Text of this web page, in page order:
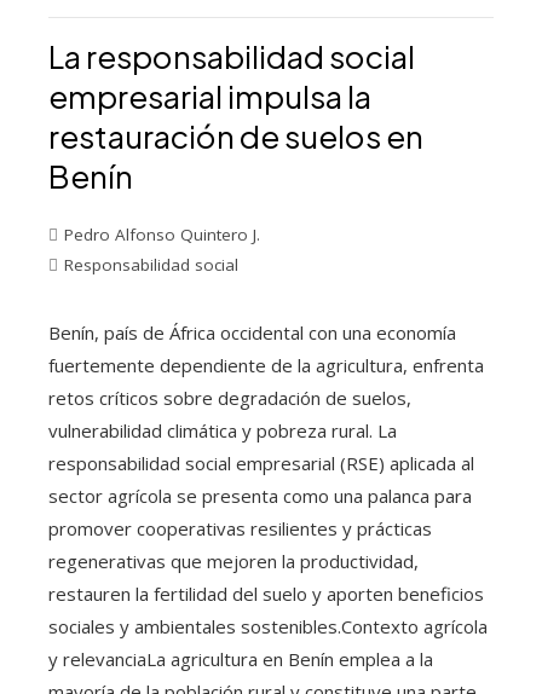
La responsabilidad social
empresarial impulsa la
restauración de suelos en
Benín
Pedro Alfonso Quintero J.
Responsabilidad social
Benín, país de África occidental con una economía
fuertemente dependiente de la agricultura, enfrenta
retos críticos sobre degradación de suelos,
vulnerabilidad climática y pobreza rural. La
responsabilidad social empresarial (RSE) aplicada al
sector agrícola se presenta como una palanca para
promover cooperativas resilientes y prácticas
regenerativas que mejoren la productividad,
restauren la fertilidad del suelo y aporten beneficios
sociales y ambientales sostenibles.Contexto agrícola
y relevanciaLa agricultura en Benín emplea a la